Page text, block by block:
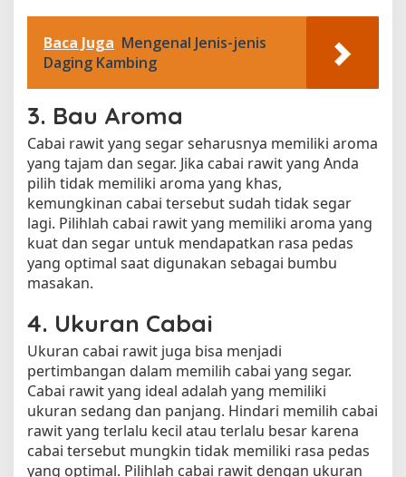
Baca Juga Mengenal Jenis-jenis
Daging Kambing
3. Bau Aroma
Cabai rawit yang segar seharusnya memiliki aroma
yang tajam dan segar. Jika cabai rawit yang Anda
pilih tidak memiliki aroma yang khas,
kemungkinan cabai tersebut sudah tidak segar
lagi. Pilihlah cabai rawit yang memiliki aroma yang
kuat dan segar untuk mendapatkan rasa pedas
yang optimal saat digunakan sebagai bumbu
masakan.
4. Ukuran Cabai
Ukuran cabai rawit juga bisa menjadi
pertimbangan dalam memilih cabai yang segar.
Cabai rawit yang ideal adalah yang memiliki
ukuran sedang dan panjang. Hindari memilih cabai
rawit yang terlalu kecil atau terlalu besar karena
cabai tersebut mungkin tidak memiliki rasa pedas
yang optimal. Pilihlah cabai rawit dengan ukuran